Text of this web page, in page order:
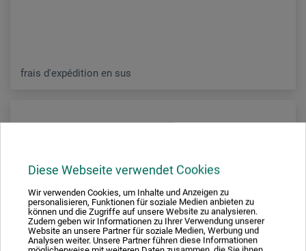
Diese Webseite verwendet Cookies
Wir verwenden Cookies, um Inhalte und Anzeigen zu
personalisieren, Funktionen für soziale Medien anbieten zu
können und die Zugriffe auf unsere Website zu analysieren.
Zudem geben wir Informationen zu Ihrer Verwendung unserer
Website an unsere Partner für soziale Medien, Werbung und
Analysen weiter. Unsere Partner führen diese Informationen
frais d'expédition en sus